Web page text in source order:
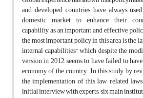
and developed countries have always
domestic market to enhance their
capability as an important and effective
the most important policy in this area is the
internal capabilities”, which despite the
version in 2012, seems to have failed to
economy of the country. In this study, by
the implementation of this law, related
initial interview with experts, six main